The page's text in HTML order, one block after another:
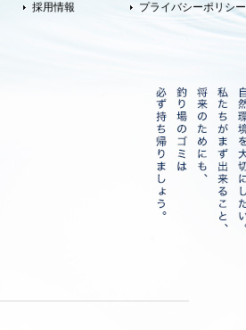
採用情報
プライバシーポリシー